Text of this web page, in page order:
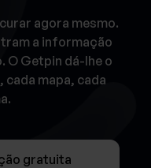
agora mesmo.
a informação
O Getpin dá-lhe o
mapa, cada
gratuita